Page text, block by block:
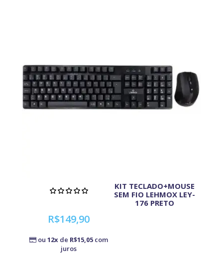
KIT TECLADO+MOUSE
SEM FIO LEHMOX LEY-
176 PRETO
R$149,90
ou 12x de R$15,05 com
juros